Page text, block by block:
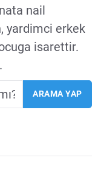
nail
yardimci erkek
isarettir.